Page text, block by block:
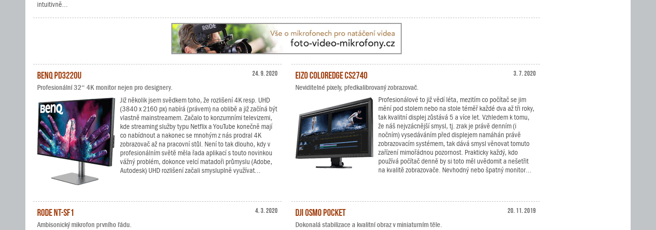
intuitivně...
24. 9. 2020
BenQ PD3220U
Profesionální 32“ 4K monitor nejen pro designery.
Již několik jsem svědkem toho, že rozlišení 4K resp. UHD
(3840 x 2160 px) nabírá (právem) na oblibě a již začíná být
vlastně mainstreamem. Začalo to konzumními televizemi,
kde streaming služby typu Netflix a YouTube konečně mají
co nabídnout a nakonec se mnohým z nás prodral 4K
zobrazovač až na pracovní stůl. Není to tak dlouho, kdy v
profesionálním světě měla řada aplikací s touto novinkou
vážný problém, dokonce velcí matadoři průmyslu (Adobe,
Autodesk) UHD rozlišení začali smysluplně využívat...
3. 7. 2020
EIZO ColorEdge CS2740
Neviditelné pixely, předkalibrovaný zobrazovač.
Profesionálové to již vědí léta, mezitím co počítač se jim
mění pod stolem nebo na stole téměř každé dva až tři roky,
tak kvalitní displej zůstává 5 a více let. Vzhledem k tomu,
že náš nejvzácnější smysl, tj. zrak je právě denním (i
nočním) vysedáváním před displejem namáhán právě
zobrazovacím systémem, tak dává smysl věnovat tomuto
zařízení mimořádnou pozornost. Prakticky každý, kdo
používá počítač denně by si toto měl uvědomit a nešetřit
na kvalitě zobrazovače. Nevhodný nebo špatný monitor...
4. 3. 2020
RODE NT-SF1
Ambisonický mikrofon prvního řádu.
20. 11. 2019
DJI Osmo Pocket
Dokonalá stabilizace a kvalitní obraz v miniaturním těle.